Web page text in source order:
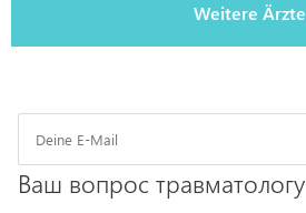
Weitere Ärzte
Ваш вопрос травматологу